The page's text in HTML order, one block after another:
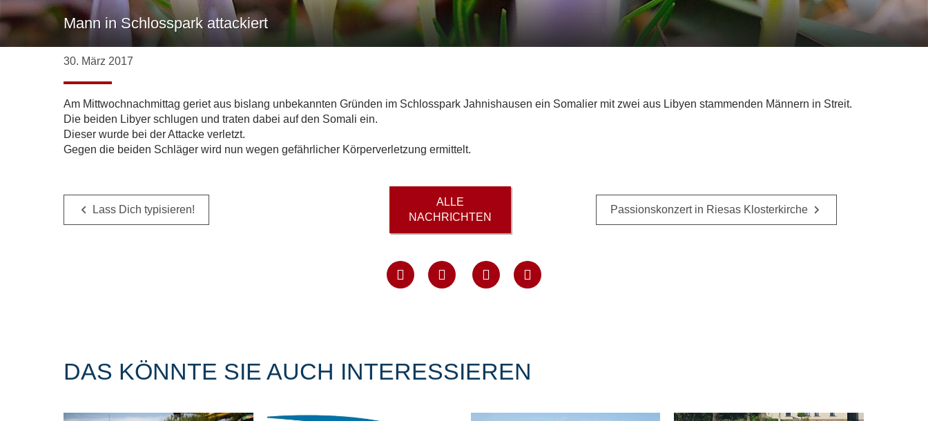
Mann in Schlosspark attackiert
30. März 2017
Am Mittwochnachmittag geriet aus bislang unbekannten Gründen im Schlosspark Jahnishausen ein Somalier mit zwei aus Libyen stammenden Männern in Streit.
Die beiden Libyer schlugen und traten dabei auf den Somali ein.
Dieser wurde bei der Attacke verletzt.
Gegen die beiden Schläger wird nun wegen gefährlicher Körperverletzung ermittelt.
Lass Dich typisieren!
ALLE
NACHRICHTEN
Passionskonzert in Riesas Klosterkirche
DAS KÖNNTE SIE AUCH INTERESSIEREN